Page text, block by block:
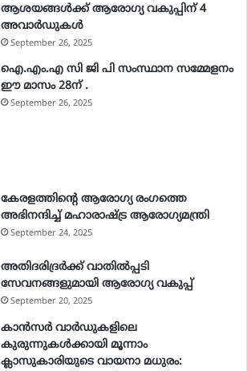
ആശയങ്ങള്‍ക്ക് ആരോഗ്യ വകുപ്പിന് 4
അവാര്‍ഡുകള്‍
September 26, 2025
ഐ.എം.എ സി ജി പി സംസ്ഥാന സമ്മേളനം
ഈ മാസം 28ന് .
September 26, 2025
കേരളത്തിന്റെ ആരോഗ്യ രംഗത്തെ
അഭിനന്ദിച്ച് മഹാരാഷ്ട്ര ആരോഗ്യമന്ത്രി
September 24, 2025
അതിദരിദ്രര്‍ക്ക് വാതില്‍പ്പടി
സേവനങ്ങളുമായി ആരോഗ്യ വകുപ്പ്
September 20, 2025
കാൻസർ വാർഡുകളിലെ
കുരുന്നുകൾക്കായി മൂന്നാം
ക്ലാസുകാരിയുടെ വായനാ മധുരം: